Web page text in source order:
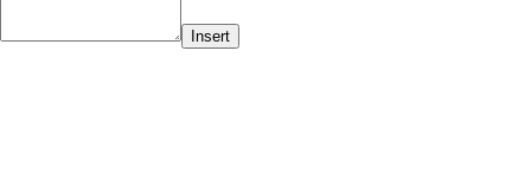
Insert